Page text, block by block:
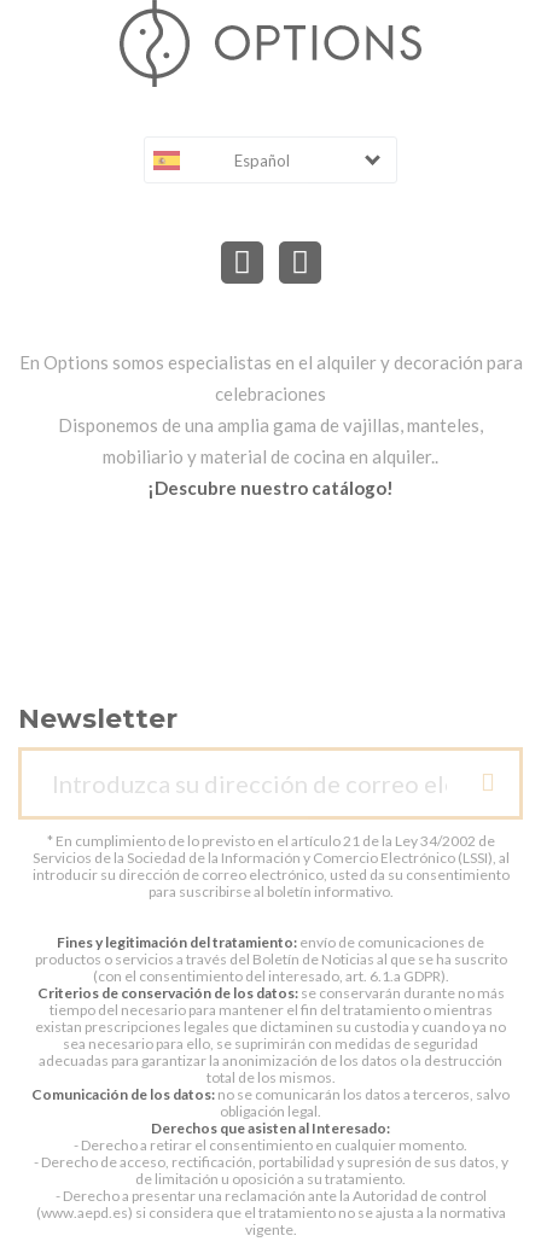
Español
En Options somos especialistas en el alquiler y decoración para
celebraciones
Disponemos de una amplia gama de vajillas, manteles,
mobiliario y material de cocina en alquiler..
¡Descubre nuestro catálogo!
Newsletter
* En cumplimiento de lo previsto en el artículo 21 de la Ley 34/2002 de
Servicios de la Sociedad de la Información y Comercio Electrónico (LSSI), al
introducir su dirección de correo electrónico, usted da su consentimiento
para suscribirse al boletín informativo.
Fines y legitimación del tratamiento: envío de comunicaciones de
productos o servicios a través del Boletín de Noticias al que se ha suscrito
(con el consentimiento del interesado, art. 6.1.a GDPR).
Criterios de conservación de los datos:se conservarán durante no más
tiempo del necesario para mantener el fin del tratamiento o mientras
existan prescripciones legales que dictaminen su custodia y cuando ya no
sea necesario para ello, se suprimirán con medidas de seguridad
adecuadas para garantizar la anonimización de los datos o la destrucción
total de los mismos.
Comunicación de los datos: no se comunicarán los datos a terceros, salvo
obligación legal.
Derechos que asisten al Interesado:
- Derecho a retirar el consentimiento en cualquier momento.
- Derecho de acceso, rectificación, portabilidad y supresión de sus datos, y
de limitación u oposición a su tratamiento.
- Derecho a presentar una reclamación ante la Autoridad de control
(www.aepd.es) si considera que el tratamiento no se ajusta a la normativa
vigente.